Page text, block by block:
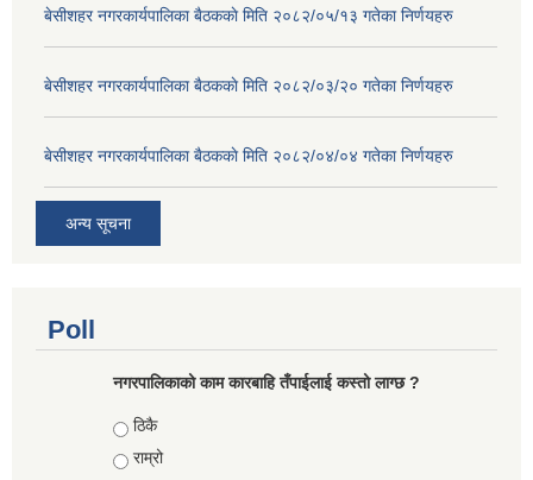
बे‍‍सीशहर नगरकार्यपालिका बैठककाे मिति २०८२/०५/१३ गतेका निर्णयहरु
बे‍‍सीशहर नगरकार्यपालिका बैठककाे मिति २०८२/०३/२० गतेका निर्णयहरु
बे‍‍सीशहर नगरकार्यपालिका बैठककाे मिति २०८२/०४/०४ गतेका निर्णयहरु
अन्य सूचना
Poll
नगरपालिकाको काम कारबाहि तँपाईलाई कस्तो लाग्छ ?
Choices
ठिकै
राम्रो